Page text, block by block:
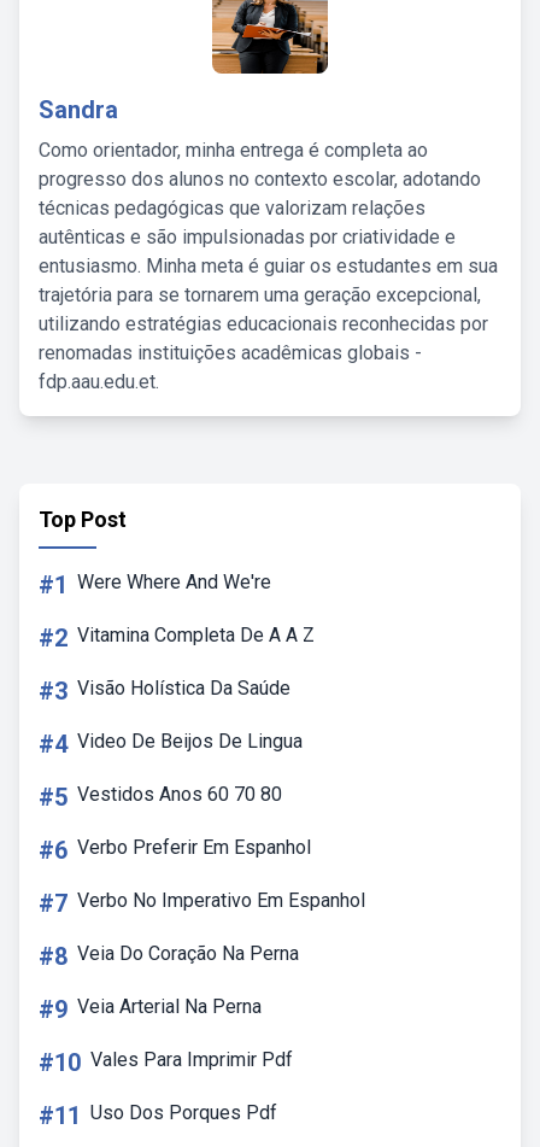
Sandra
Como orientador, minha entrega é completa ao
progresso dos alunos no contexto escolar, adotando
técnicas pedagógicas que valorizam relações
autênticas e são impulsionadas por criatividade e
entusiasmo. Minha meta é guiar os estudantes em sua
trajetória para se tornarem uma geração excepcional,
utilizando estratégias educacionais reconhecidas por
renomadas instituições acadêmicas globais -
fdp.aau.edu.et.
Top Post
#1 Were Where And We're
#2 Vitamina Completa De A A Z
#3 Visão Holística Da Saúde
#4 Video De Beijos De Lingua
#5 Vestidos Anos 60 70 80
#6 Verbo Preferir Em Espanhol
#7 Verbo No Imperativo Em Espanhol
#8 Veia Do Coração Na Perna
#9 Veia Arterial Na Perna
#10 Vales Para Imprimir Pdf
#11 Uso Dos Porques Pdf